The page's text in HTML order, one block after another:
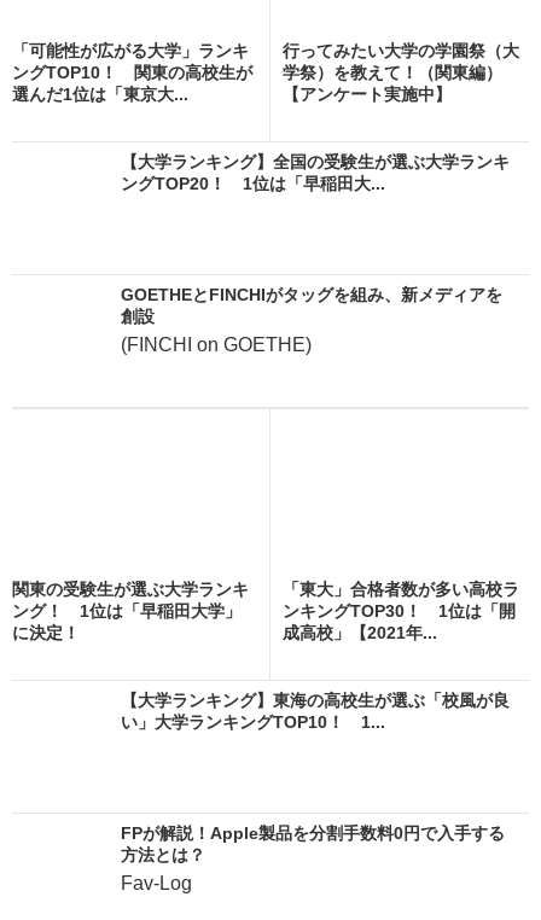
「可能性が広がる大学」ランキ
ングTOP10！ 関東の高校生が
選んだ1位は「東京大...
行ってみたい大学の学園祭（大
学祭）を教えて！（関東編）
【アンケート実施中】
【大学ランキング】全国の受験生が選ぶ大学ランキ
ングTOP20！ 1位は「早稲田大...
GOETHEとFINCHIがタッグを組み、新メディアを
創設
(FINCHI on GOETHE)
関東の受験生が選ぶ大学ランキ
ング！ 1位は「早稲田大学」
に決定！
「東大」合格者数が多い高校ラ
ンキングTOP30！ 1位は「開
成高校」【2021年...
【大学ランキング】東海の高校生が選ぶ「校風が良
い」大学ランキングTOP10！ 1...
FPが解説！Apple製品を分割手数料0円で入手する
方法とは？
Fav-Log